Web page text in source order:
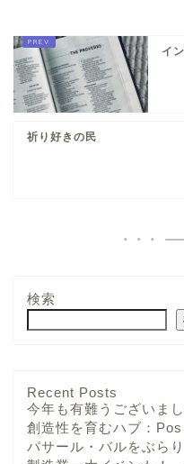
イ
祈り好きの民
検索
Recent Posts
今年も有難うございまし
創造性を育むハブ：
パサール・バルをぶらり